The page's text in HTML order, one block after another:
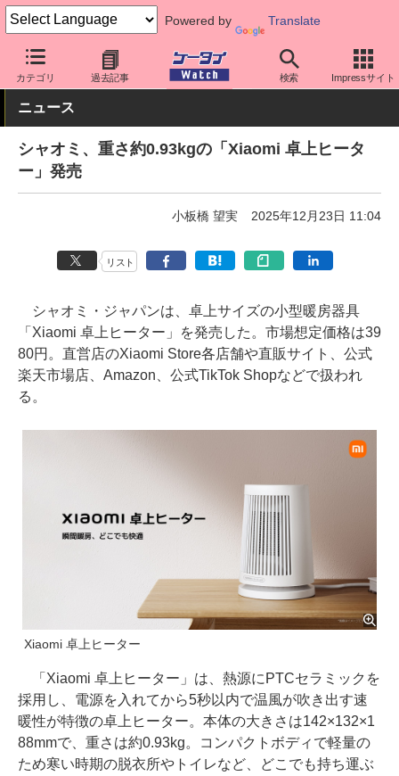
Powered by Translate
カテゴリ 過去記事 検索 Impressサイト
ケータイ Watch 周辺機器/アクセサリー
ニュース
シャオミ、重さ約0.93kgの「Xiaomi 卓上ヒータ
ー」発売
小板橋 望実 2025年12月23日 11:04
リスト
シャオミ・ジャパンは、卓上サイズの小型暖房器具
「Xiaomi 卓上ヒーター」を発売した。市場想定価格は39
80円。直営店のXiaomi Store各店舗や直販サイト、公式
楽天市場店、Amazon、公式TikTok Shopなどで扱われ
る。
Xiaomi 卓上ヒーター
「Xiaomi 卓上ヒーター」は、熱源にPTCセラミックを
採用し、電源を入れてから5秒以内で温風が吹き出す速
暖性が特徴の卓上ヒーター。本体の大きさは142×132×1
88mmで、重さは約0.93kg。コンパクトボディで軽量の
ため寒い時期の脱衣所やトイレなど、どこでも持ち運ぶ